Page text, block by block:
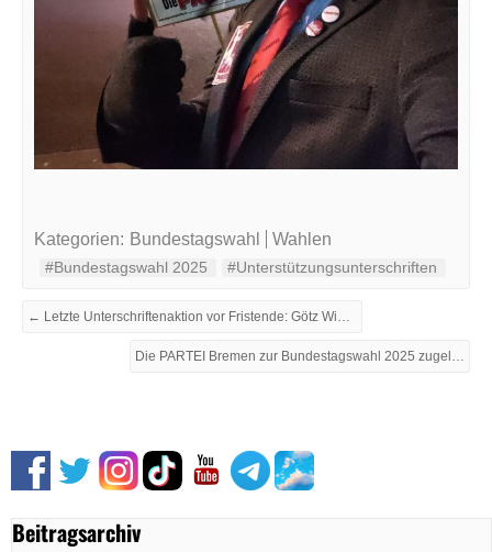
Beitragsarchiv
Kategorien: Bundestagswahl Wahlen
#Bundestagswahl 2025 #Unterstützungsunterschriften
← Letzte Unterschriftenaktion vor Fristende: Götz Widmann im Schlachthof am 18.1.2025
Die PARTEI Bremen zur Bundestagswahl 2025 zugelassen →